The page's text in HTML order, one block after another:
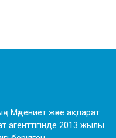
Мәдениет және ақпарат
агенттігінде 2013 жылы